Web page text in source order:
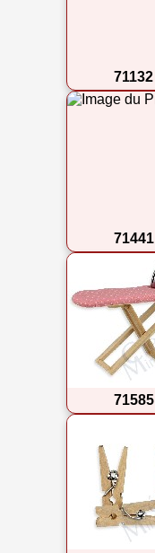
71132
71441
71585